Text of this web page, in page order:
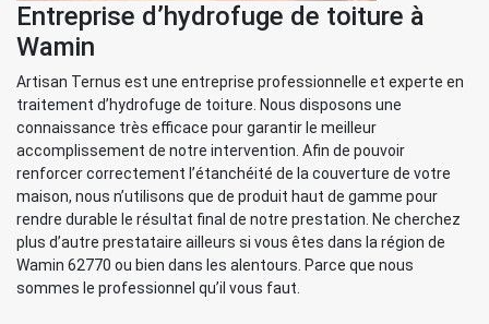
Entreprise d’hydrofuge de toiture à
Wamin
Artisan Ternus est une entreprise professionnelle et experte en
traitement d’hydrofuge de toiture. Nous disposons une
connaissance très efficace pour garantir le meilleur
accomplissement de notre intervention. Afin de pouvoir
renforcer correctement l’étanchéité de la couverture de votre
maison, nous n’utilisons que de produit haut de gamme pour
rendre durable le résultat final de notre prestation. Ne cherchez
plus d’autre prestataire ailleurs si vous êtes dans la région de
Wamin 62770 ou bien dans les alentours. Parce que nous
sommes le professionnel qu’il vous faut.